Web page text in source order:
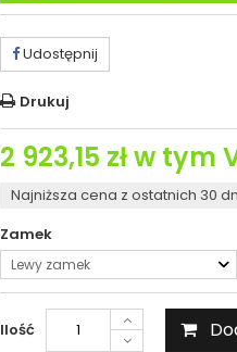
Udostępnij
Drukuj
2 923,15 złw tym
Najniższa cena z ostatnich 30
Zamek
Lewy zamek
Ilość